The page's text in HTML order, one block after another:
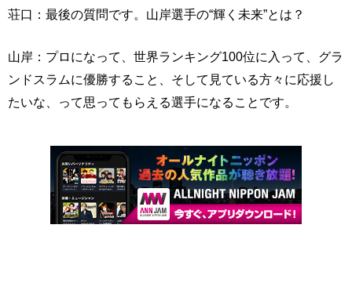
荘口：最後の質問です。山岸選手の“輝く未来”とは？
山岸：プロになって、世界ランキング100位に入って、グラ
ンドスラムに優勝すること、そして見ている方々に応援し
たいな、って思ってもらえる選手になることです。